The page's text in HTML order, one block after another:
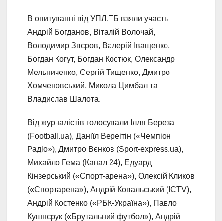
В опитуванні від УПЛ.ТБ взяли участь
Андрій Богданов, Віталій Волочай,
Володимир Звєров, Валерій Іващенко,
Богдан Когут, Богдан Костюк, Олександр
Мельниченко, Сергій Тищенко, Дмитро
Хомченовський, Микола Цимбал та
Владислав Шалота.
Від журналістів голосували Ілля Береза
(Football.ua), Даніїл Вереітін («Чемпіон
Радіо»), Дмитро Вєнков (Sport-express.ua),
Михайло Гема (Канал 24), Едуард
Кінзерський («Спорт-арена»), Олексій Кликов
(«Спортарена»), Андрій Ковальський (ICTV),
Андрій Костенко («РБК-Україна»), Павло
Кушнєрук («Брутальний футбол»), Андрій